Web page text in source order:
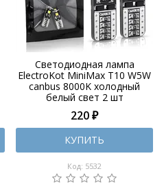
Светодиодная лампа
ElectroKot MiniMax T10 W5W
canbus 8000K холодный
белый свет 2 шт
220 ₽
КУПИТЬ
Код: 5532